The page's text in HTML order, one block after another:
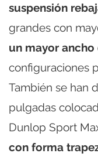
suspensión
grandes con
un mayor ancho
configuraciones
También se han
pulgadas
Dunlop Sport
con forma